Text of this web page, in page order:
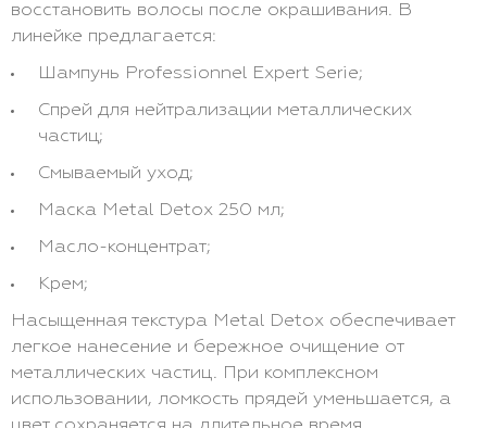
восстановить волосы после окрашивания. В
линейке предлагается:
Шампунь Professionnel Expert Serie;
Спрей для нейтрализации металлических
частиц;
Смываемый уход;
Маска Metal Detox 250 мл;
Масло-концентрат;
Крем;
Насыщенная текстура Metal Detox обеспечивает
легкое нанесение и бережное очищение от
металлических частиц. При комплексном
использовании, ломкость прядей уменьшается, а